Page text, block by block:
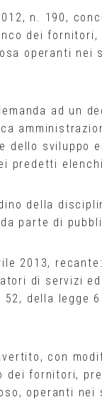
n. 190,
dei
operanti nei
ad un
dello sviluppo
predetti
della
parte di
2013,
di servizi
della legge 6
con
dei fornitori,
operanti nei